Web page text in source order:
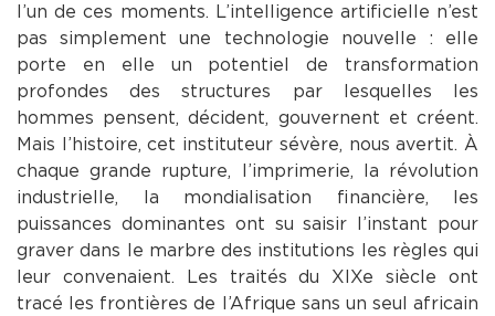
l’un de ces moments. L’intelligence artificielle n’est
pas simplement une technologie nouvelle : elle
porte en elle un potentiel de transformation
profondes des structures par lesquelles les
hommes pensent, décident, gouvernent et créent.
Mais l’histoire, cet instituteur sévère, nous avertit. À
chaque grande rupture, l’imprimerie, la révolution
industrielle, la mondialisation financière, les
puissances dominantes ont su saisir l’instant pour
graver dans le marbre des institutions les règles qui
leur convenaient. Les traités du XIXe siècle ont
tracé les frontières de l’Afrique sans un seul africain